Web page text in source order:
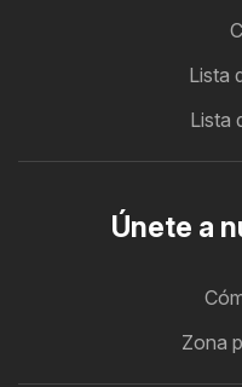
Lista
Lista
Únete a
Zona